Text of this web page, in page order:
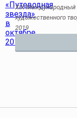
XIX Международный
художественного
2019